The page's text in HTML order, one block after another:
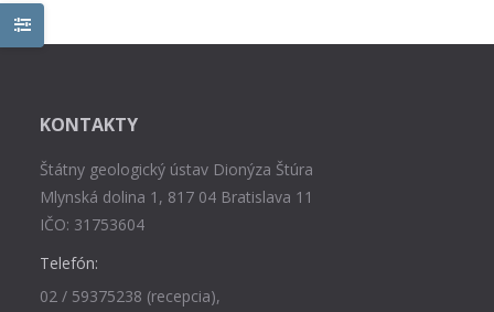
KONTAKTY
Štátny geologický ústav Dionýza Štúra
Mlynská dolina 1, 817 04 Bratislava 11
IČO: 31753604
Telefón:
02 / 59375238 (recepcia),